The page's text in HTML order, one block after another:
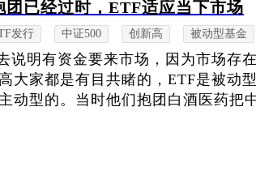
团已经过时，ETF适应当下市场
发行 中证500 创新高 被动型基金
说明有资金要来市场，因为市场存
大家都是有目共睹的，ETF是被动
动型的。当时他们抱团白酒医药把